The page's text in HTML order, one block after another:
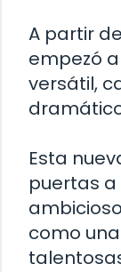
A partir
empezó
versátil,
Esta
puertas
como